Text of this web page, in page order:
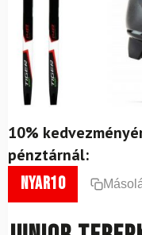
10%
pénztárnál:
nyar10